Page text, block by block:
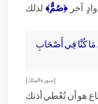
آخر ﴿صُمٌّ﴾ لذلك
مَا كُنَّا فِي أَصْحَابِ
[ سورة الملك ]
هو أن تُعْطي أذنك